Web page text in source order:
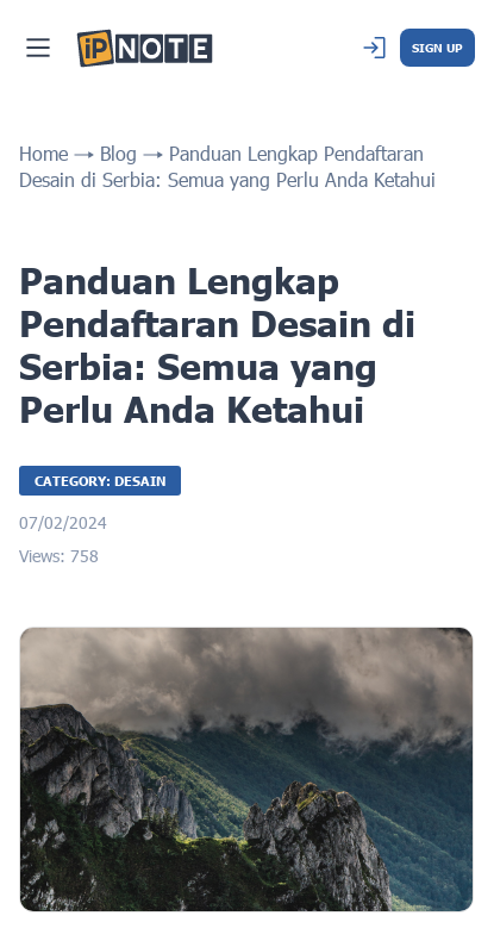
SIGN UP
Home Blog
Panduan Lengkap Pendaftaran
Desain di Serbia: Semua yang Perlu Anda Ketahui
Panduan Lengkap
Pendaftaran Desain di
Serbia: Semua yang
Perlu Anda Ketahui
CATEGORY: DESAIN
07/02/2024
Views: 758